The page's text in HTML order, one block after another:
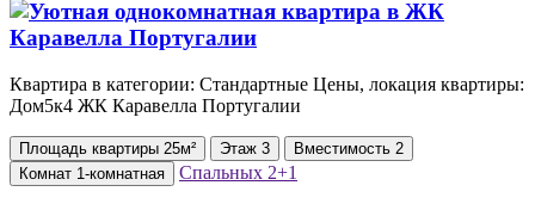
Квартира в категории: Стандартные Цены, локация квартиры:
Дом5к4 ЖК Каравелла Португалии
Площадь квартиры 25м² Этаж 3 Вместимость 2
Комнат 1-комнатная Спальных 2+1